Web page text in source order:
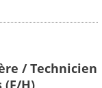
/ Technicien
H)